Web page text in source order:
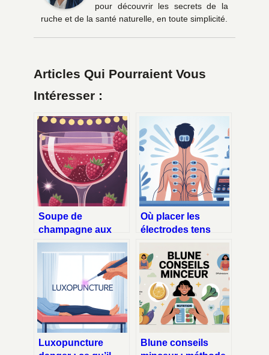
pour découvrir les secrets de la
ruche et de la santé naturelle, en toute simplicité.
Articles Qui Pourraient Vous
Intéresser :
Soupe de
champagne aux
framboises : la
recette chic qui
Où placer les
électrodes tens
douleur
efficacement
Luxopuncture
Blune conseils